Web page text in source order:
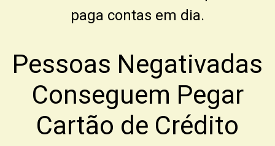
paga contas em dia.
Pessoas Negativadas
Conseguem Pegar
Cartão de Crédito